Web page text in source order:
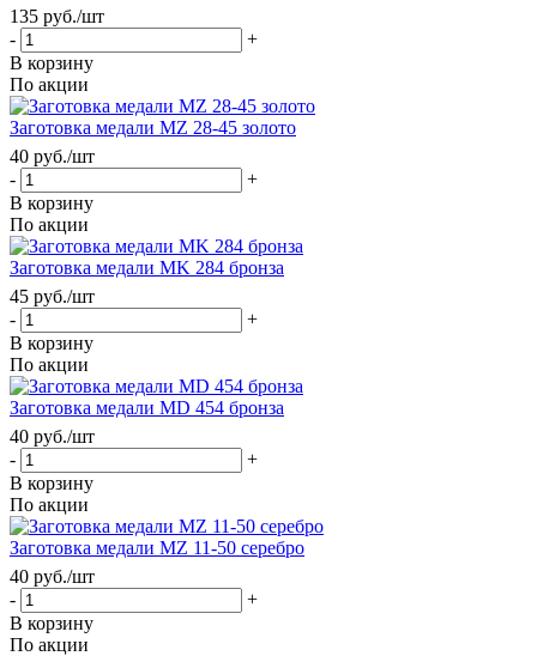
135 руб./шт
-
+
В корзину
По акции
Заготовка медали MZ 28-45 золото
40 руб./шт
-
+
В корзину
По акции
Заготовка медали MK 284 бронза
45 руб./шт
-
+
В корзину
По акции
Заготовка медали MD 454 бронза
40 руб./шт
-
+
В корзину
По акции
Заготовка медали MZ 11-50 серебро
40 руб./шт
-
+
В корзину
По акции